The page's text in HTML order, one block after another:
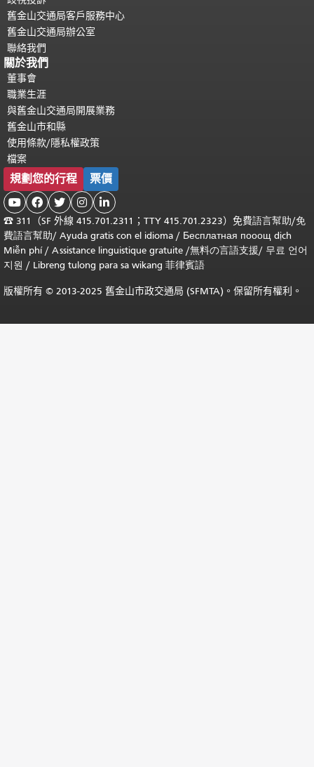
舊金山交通局客戶服務中心
舊金山交通局辦公室
聯絡我們
關於我們
董事會
職業生涯
與舊金山交通局開展業務
舊金山市和縣
使用條款/隱私權政策
檔案
規劃您的行程 票價
    
☎ 311（SF 外線 415.701.2311；TTY 415.701.2323）免費語言幫助/免
費語言幫助/ Ayuda gratis con el idioma / Бесплатная пооощ dịch
Miễn phí/ Assistance linguistique gratuite /無料の言語支援/ 무료 언어
지원 / Libreng tulong para sa wikang 菲律賓語
版權所有 © 2013-2025 舊金山市政交通局 (SFMTA)。保留所有權利。